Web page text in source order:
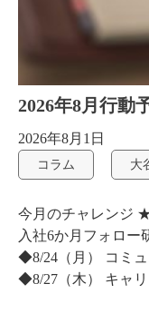
2026年8月行動
2026年8月1日
コラム 大
今月のチャレンジ
入社6か月フォロ
◆8/24（月） コミュ
◆8/27（木） キャ